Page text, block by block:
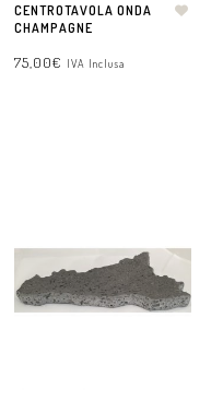
CENTROTAVOLA ONDA
CHAMPAGNE
75,00€ IVA Inclusa